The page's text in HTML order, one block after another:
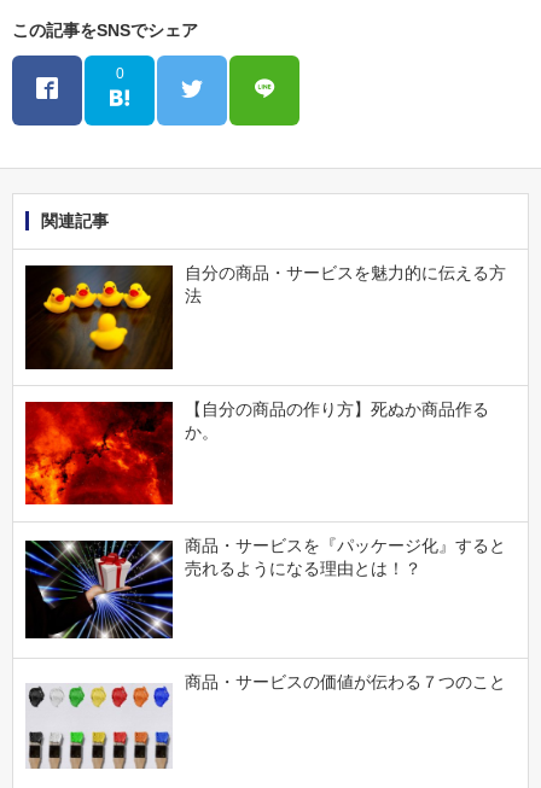
この記事をSNSでシェア
0
関連記事
自分の商品・サービスを魅力的に伝える方
法
【自分の商品の作り方】死ぬか商品作る
か。
商品・サービスを『パッケージ化』すると
売れるようになる理由とは！？
商品・サービスの価値が伝わる７つのこと